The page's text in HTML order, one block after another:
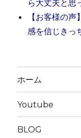
ら大丈夫と思
【お客様の
感を信じきっ
ホーム
Youtube
BLOG